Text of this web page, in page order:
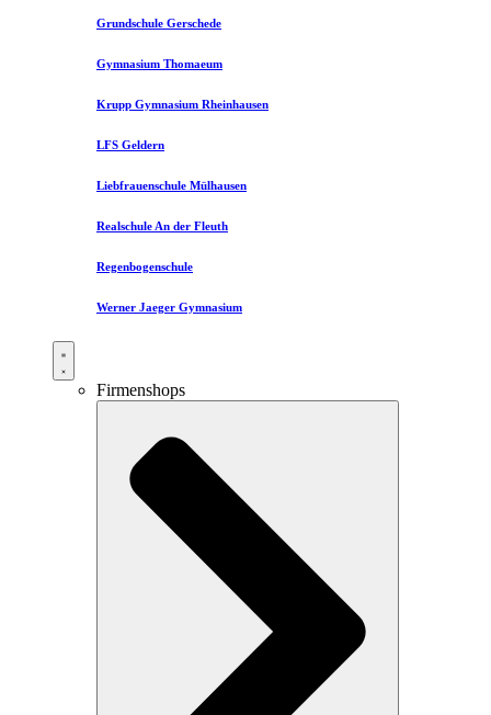
Grundschule Gerschede
Gymnasium Thomaeum
Krupp Gymnasium Rheinhausen
LFS Geldern
Liebfrauenschule Mülhausen​
Realschule An der Fleuth
Regenbogenschule
Werner Jaeger Gymnasium
Firmenshops